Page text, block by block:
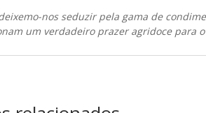
nos seduzir pela gama de
um verdadeiro prazer agridoce para